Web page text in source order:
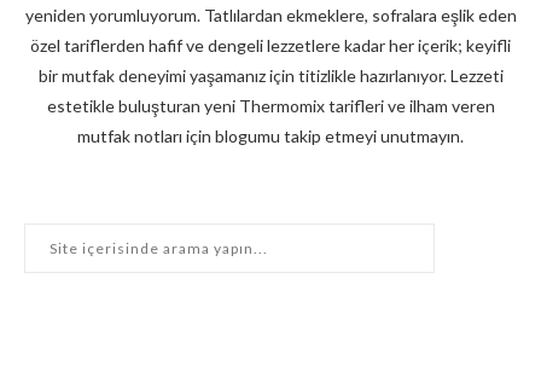
yeniden yorumluyorum. Tatlılardan ekmeklere, sofralara eşlik eden
özel tariflerden hafif ve dengeli lezzetlere kadar her içerik; keyifli
bir mutfak deneyimi yaşamanız için titizlikle hazırlanıyor. Lezzeti
estetikle buluşturan yeni Thermomix tarifleri ve ilham veren
mutfak notları için blogumu takip etmeyi unutmayın.